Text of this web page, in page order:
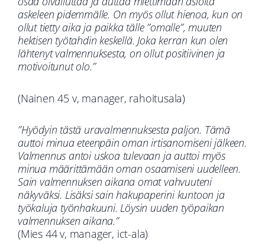
askeleen pidemmälle. On myös ollut hienoa, kun on
ollut tietty aika ja paikka tälle ”omalle”, muuten
hektisen työtahdin keskellä. Joka kerran kun olen
lähtenyt valmennuksesta, on ollut positiivinen ja
motivoitunut olo.”
(Nainen 45 v, manager, rahoitusala)
”Hyödyin tästä uravalmennuksesta paljon. Tämä
auttoi minua eteenpäin oman irtisanomiseni jälkeen.
Valmennus antoi uskoa tulevaan ja auttoi myös
minua määrittämään oman osaamiseni uudelleen.
Sain valmennuksen aikana omat vahvuuteni
näkyväksi. Lisäksi sain hakupaperini kuntoon ja
työkaluja työnhakuuni. Löysin uuden työpaikan
valmennuksen aikana.”
(Mies 44 v, manager, ict-ala)